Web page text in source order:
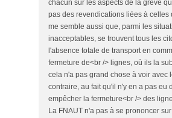
chacun sur les aspects de la grève
pas des revendications liées à celles
me semble aussi que, parmi les
inacceptables, se trouvent tous les
l'absence totale de transport en
fermeture de<br /> lignes, où ils la
cela n'a pas grand chose à voir avec
contraire, au fait qu'il n'y en a pas eu
empêcher la fermeture<br /> des
La FNAUT n'a pas à se prononcer